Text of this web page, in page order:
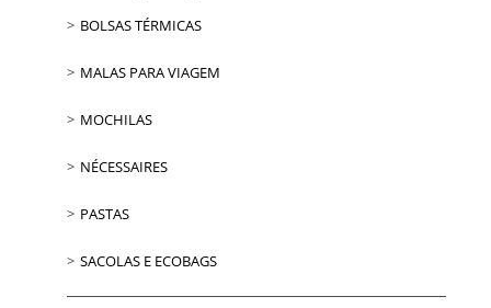
BOLSAS TÉRMICAS
MALAS PARA VIAGEM
MOCHILAS
NÉCESSAIRES
PASTAS
SACOLAS E ECOBAGS